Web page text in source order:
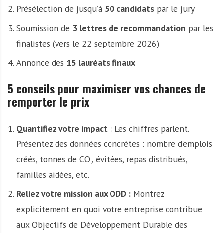
Présélection de jusqu’à 50 candidatspar le jury
Soumission de 3 lettres de recommandation par les
finalistes (vers le 22 septembre 2026)
Annonce des 15 lauréats finaux
5 conseils pour maximiser vos chances de
remporter le prix
Quantifiez votre impact :Les chiffres parlent.
Présentez des données concrètes : nombre d’emplois
créés, tonnes de CO₂ évitées, repas distribués,
familles aidées, etc.
Reliez votre mission aux ODD :Montrez
explicitement en quoi votre entreprise contribue
aux Objectifs de Développement Durable des